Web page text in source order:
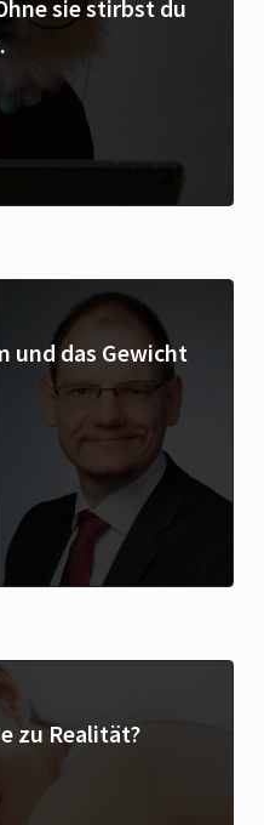
sie stirbst du
und das Gewicht
zu Realität?